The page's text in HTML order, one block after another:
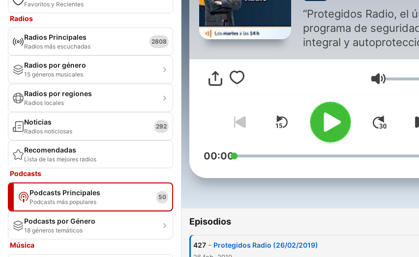
Favoritos y Recientes
Radios
Radios Principales
Radios más escuchadas
2808
Radios por género
15 géneros musicales
Radios por regiones
Radios locales
Noticias
Radios noticiosas
292
Recomendadas
Lista de las mejores radios
Podcasts
Podcasts Principales
Podcasts más populares
50
Podcasts por Género
18 géneros temáticos
Música
“Protegidos Radio, el
programa de
integral y
través de las ondas
ayudar a los
empresas y
sociales a prevenir y a
reaccionar frente a los
antisociales,
tecnológicos,
cualquier otro que
laborales o sociales.
propiedades es vital
conocimiento en la
Volumen
00:00
Episodios
427 - Protegidos Radio (26/02/2019)